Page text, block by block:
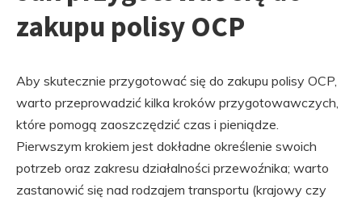
zakupu polisy OCP
Aby skutecznie przygotować się do zakupu polisy OCP,
warto przeprowadzić kilka kroków przygotowawczych,
które pomogą zaoszczędzić czas i pieniądze.
Pierwszym krokiem jest dokładne określenie swoich
potrzeb oraz zakresu działalności przewoźnika; warto
zastanowić się nad rodzajem transportu (krajowy czy